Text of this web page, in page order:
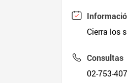
Cierra los
Consultas
02-753-